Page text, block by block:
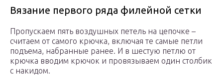
Вязание первого ряда филейной сетки
Пропускаем пять воздушных петель на цепочке –
считаем от самого крючка, включая те самые петли
подъема, набранные ранее. И в шестую петлю от
крючка вводим крючок и провязываем один столбик
с накидом.